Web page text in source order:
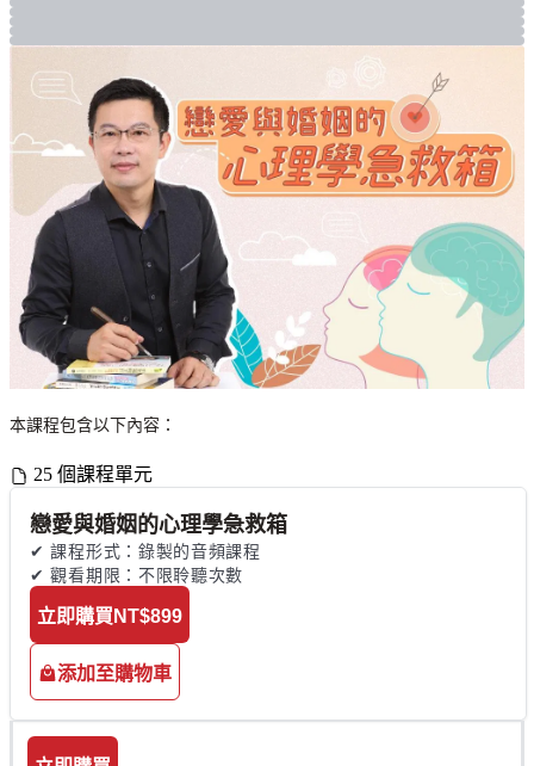
本課程包含以下內容：
25 個課程單元
戀愛與婚姻的心理學急救箱
✔ 課程形式：錄製的音頻課程
✔ 觀看期限：不限聆聽次數
立即購買 NT$899
添加至購物車